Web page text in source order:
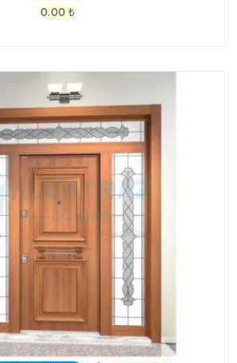
0.00 ₺